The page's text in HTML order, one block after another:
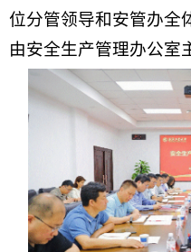
位分管领导和安管办全
由安全生产管理办公室